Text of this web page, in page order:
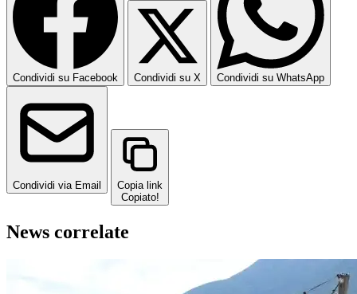
Condividi su Facebook Condividi su X Condividi su WhatsApp
Condividi via Email
Copia link
Copiato!
News correlate